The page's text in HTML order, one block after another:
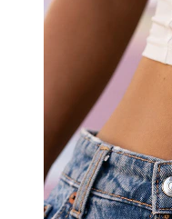
Tipi di Gioielli da
SCOPRI I
TIPI,
CURA
Impara a
cavallo, tipi,